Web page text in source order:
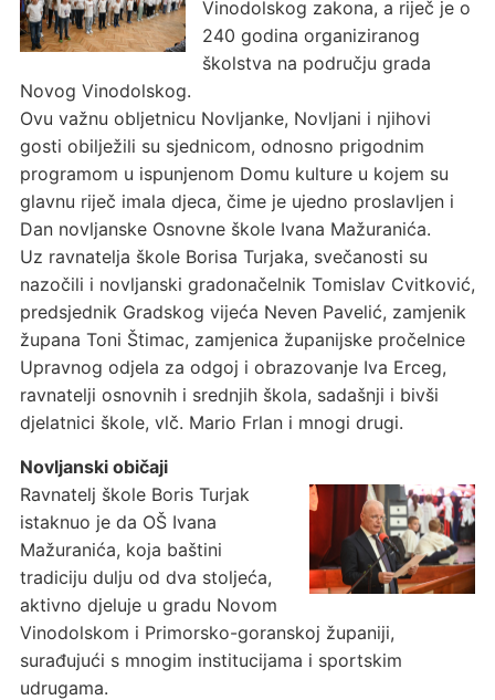
Vinodolskog zakona, a riječ je o
240 godina organiziranog
školstva na području grada
Novog Vinodolskog.
Ovu važnu obljetnicu Novljanke, Novljani i njihovi
gosti obilježili su sjednicom, odnosno prigodnim
programom u ispunjenom Domu kulture u kojem su
glavnu riječ imala djeca, čime je ujedno proslavljen i
Dan novljanske Osnovne škole Ivana Mažuranića.
Uz ravnatelja škole Borisa Turjaka, svečanosti su
nazočili i novljanski gradonačelnik Tomislav Cvitković,
predsjednik Gradskog vijeća Neven Pavelić, zamjenik
župana Toni Štimac, zamjenica županijske pročelnice
Upravnog odjela za odgoj i obrazovanje Iva Erceg,
ravnatelji osnovnih i srednjih škola, sadašnji i bivši
djelatnici škole, vlč. Mario Frlan i mnogi drugi.
Novljanski običaji
Ravnatelj škole Boris Turjak
istaknuo je da OŠ Ivana
Mažuranića, koja baštini
tradiciju dulju od dva stoljeća,
aktivno djeluje u gradu Novom
Vinodolskom i Primorsko-goranskoj županiji,
surađujući s mnogim institucijama i sportskim
udrugama.